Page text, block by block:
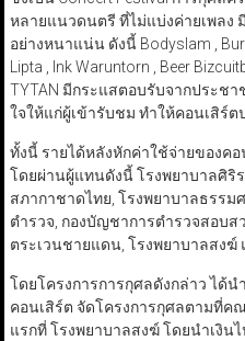
หลายแนวดนตรี ที่ไม่แบ่งค่ายเพลง
อย่างหนาแน่น ดังนี้ Bodyslam ,
Lipta , Ink Waruntorn , Beer
TYTAN มีกระแสตอบรับจากประช
ใจให้แก่ผู้เข้ารับชม ทำให้คอนเสิร์ต
ทั้งนี้ รายได้หลังหักค่าใช้จ่ายของค
โดยผ่านผู้แทนดังนี้ โรงพยาบาลศิริ
สภากาชาดไทย, โรงพยาบาลธรรม
ตำรวจ, กองบัญชาการตำรวจสอบส
ตระเวนชายแดน, โรงพยาบาลสงฆ์
โดยโครงการการกุศลดังกล่าว ได้น
คอนเสิร์ต จัดโครงการกุศลตามที่ค
แรกที่ โรงพยาบาลสงฆ์ โดยนำเงิ